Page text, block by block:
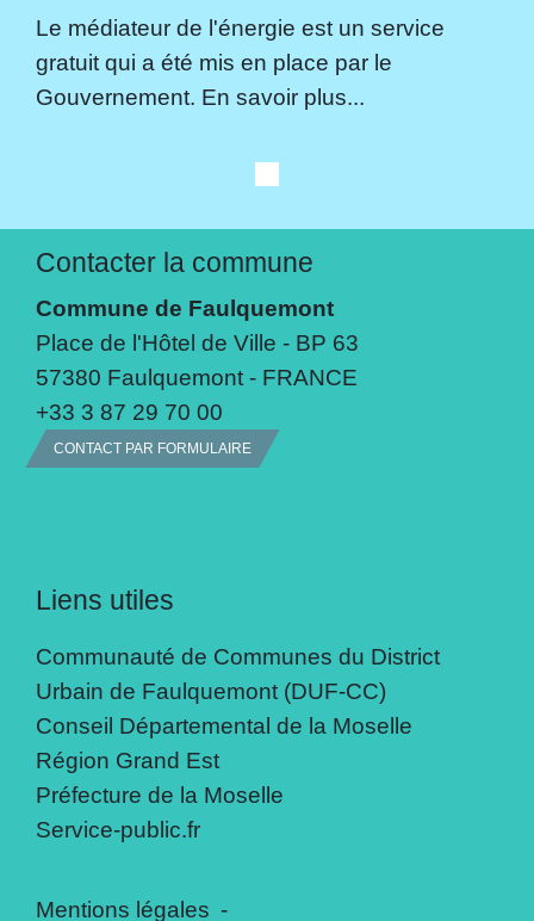
Le médiateur de l'énergie est un service
gratuit qui a été mis en place par le
Gouvernement. En savoir plus...
Contacter la commune
Commune de Faulquemont
Place de l'Hôtel de Ville - BP 63
57380 Faulquemont - FRANCE
+33 3 87 29 70 00
CONTACT PAR FORMULAIRE
Liens utiles
Communauté de Communes du District
Urbain de Faulquemont (DUF-CC)
Conseil Départemental de la Moselle
Région Grand Est
Préfecture de la Moselle
Service-public.fr
Mentions légales -